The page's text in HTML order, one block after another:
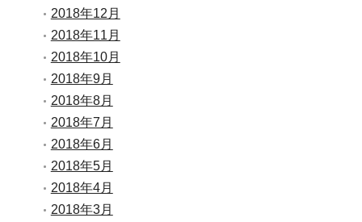
2018年12月
2018年11月
2018年10月
2018年9月
2018年8月
2018年7月
2018年6月
2018年5月
2018年4月
2018年3月